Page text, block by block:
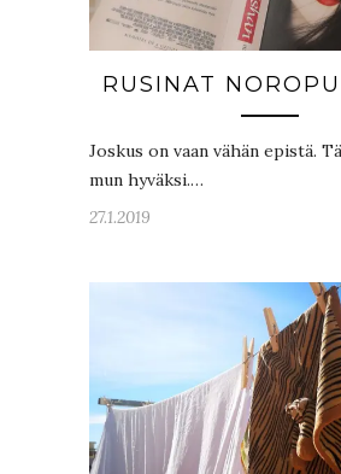
RUSINAT
Joskus on vaan vähän epistä.
mun hyväksi.…
27.1.2019